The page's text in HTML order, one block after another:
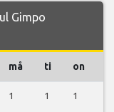
Gimpo
må ti on
1 1 1